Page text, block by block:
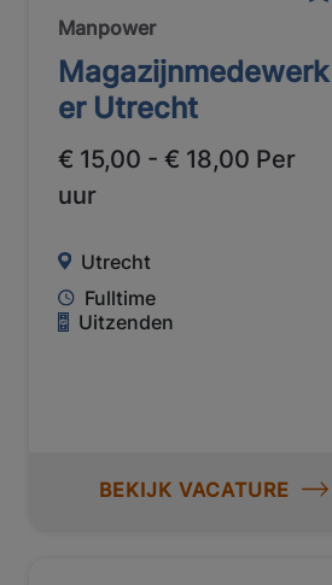
Manpower
Magazijnmedewerk
er Utrecht
€ 15,00 - € 18,00 Per
uur
Utrecht
Fulltime
Uitzenden
BEKIJK VACATURE